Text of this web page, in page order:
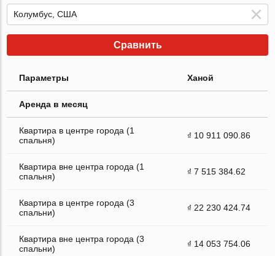
Сравнить
Параметры Ханой
Аренда в месяц
Квартира в центре города (1
спальня)
₫ 10 911 090.86
Квартира вне центра города (1
спальня)
₫ 7 515 384.62
Квартира в центре города (3
спальни)
₫ 22 230 424.74
Квартира вне центра города (3
спальни)
₫ 14 053 754.06